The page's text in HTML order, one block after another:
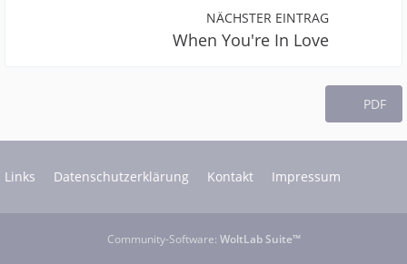
NÄCHSTER EINTRAG
When You're In Love
PDF
Links Datenschutzerklärung Kontakt Impressum
Community-Software: WoltLab Suite™